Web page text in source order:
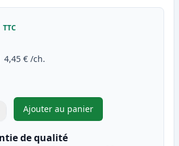
TTC
4,45 € /ch.
pour ajuster
Ajouter au panier
,Pack de 10 Brother LC1000
de qualité